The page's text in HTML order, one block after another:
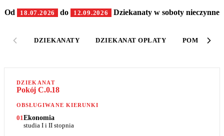
Od
18.07.2026 do 12.09.2026 Dziekanaty w soboty nieczynne
DZIEKANATY DZIEKANAT OPŁATY POMOC
DZIEKANAT
Pokój C.0.18
OBSŁUGIWANE KIERUNKI
01Ekonomia
studia I i II stopnia